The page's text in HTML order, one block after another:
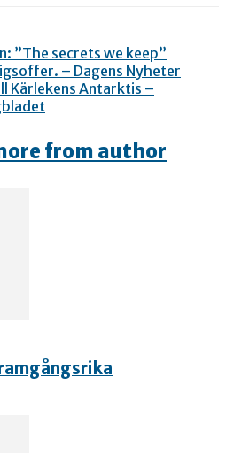
”The secrets we keep”
– Dagens Nyheter
Kärlekens Antarktis –
from author